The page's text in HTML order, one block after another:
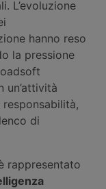
L’evoluzione
hanno reso
la pressione
un’attività
di
rappresentato